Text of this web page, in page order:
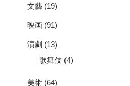
文藝 (19)
映画 (91)
演劇 (13)
歌舞伎 (4)
美術 (64)